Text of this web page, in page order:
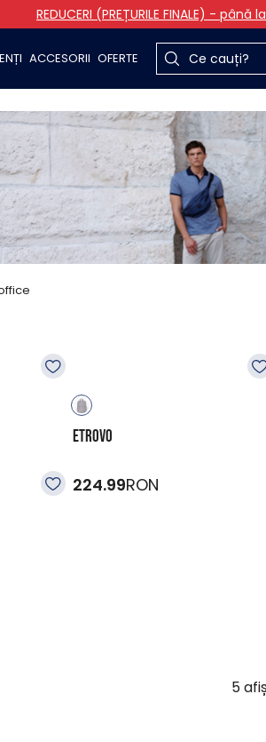
REDUCERI (PREȚURILE FINALE) -
ACCESORII OFERTE
ETROVO
224.99RON
5